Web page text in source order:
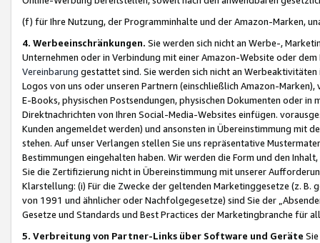
(f) für Ihre Nutzung, der Programminhalte und der Amazon-Marken,
4. Werbeeinschränkungen. Sie werden sich nicht an Werbe-,
Unternehmen oder in Verbindung mit einer Amazon-Website oder
Vereinbarung gestattet sind. Sie werden sich nicht an
Logos von uns oder unseren Partnern (einschließlich Amazon-
E-Books, physischen Postsendungen, physischen Dokumenten oder in
Direktnachrichten von Ihren Social-Media-Websites einfügen.
Kunden angemeldet werden) und ansonsten in Übereinstimmung mit
stehen. Auf unser Verlangen stellen Sie uns repräsentative
Bestimmungen eingehalten haben. Wir werden die Form und den
Sie die Zertifizierung nicht in Übereinstimmung mit unserer
Klarstellung: (i) Für die Zwecke der geltenden Marketinggesetze (z. B.
von 1991 und ähnlicher oder Nachfolgegesetze) sind Sie der
Gesetze und Standards und Best Practices der Marketingbranche für
5. Verbreitung von Partner-Links über Software und Geräte